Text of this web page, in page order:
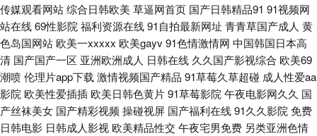
线视频 亚洲综合色在线精品 电影天堂bt迅雷下载 老司机精品网站 甜性涩爱
dvd 91免费网页链接 国产性爱精品一区 人人艹超碰在线 一区二区三区视频
网站 大香网伊人亚洲 玖草aⅴ视频 深夜国产福利在线 超碰在线超碰 久久婷婷
香蕉青青 骚骚日韩精品中文字幕 51免费在线视频 国产男女激 欧美日韩在线
传媒观看网站综合日韩欧美草逼网首页 国产日韩精品91 91视频网
站在线69性影院 福利资源在线91自拍最新网址 青青草国产成人 黄
色岛国网站 欧美一xxxxx 欧美gayv91色情激情网 中国韩国日本高
清 国产国产一区 亚洲欧洲成人 日韩在线 久久国产影视综合 欧美69
潮喷伦理片app下载 激情视频国产精品 91草莓久草超碰 成人性爱aa
影院 欧美性爱插插 欧美日韩色黄片91草莓影院 午夜电影网久久 国
产丝袜美女 国产精彩视频 操碰视屏 国产福利在线91久久影院 免费
日韩电影 日韩成人影视 欧美精品性交 午夜宅男免费 另类亚洲色情